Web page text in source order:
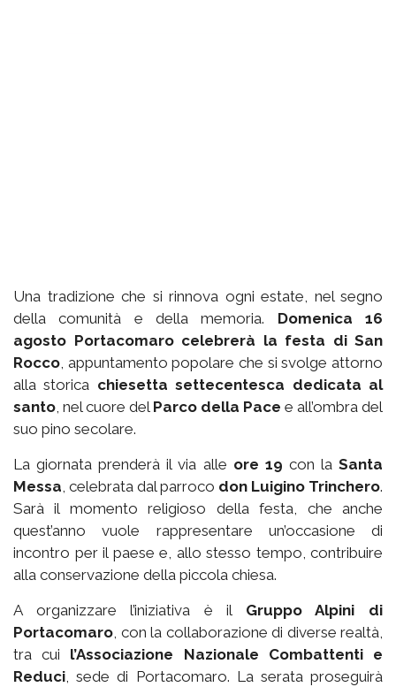
Una tradizione che si rinnova ogni estate, nel segno
della comunità e della memoria. Domenica 16
agosto Portacomaro celebrerà la festa di San
Rocco, appuntamento popolare che si svolge attorno
alla storica chiesetta settecentesca dedicata al
santo, nel cuore del Parco della Pace e all’ombra del
suo pino secolare.
La giornata prenderà il via alle ore 19 con laSanta
Messa, celebrata dal parroco don Luigino Trinchero.
Sarà il momento religioso della festa, che anche
quest’anno vuole rappresentare un’occasione di
incontro per il paese e, allo stesso tempo, contribuire
alla conservazione della piccola chiesa.
A organizzare l’iniziativa è il Gruppo Alpini di
Portacomaro, con la collaborazione di diverse realtà,
tra cui l’Associazione Nazionale Combattenti e
Reduci, sede di Portacomaro. La serata proseguirà